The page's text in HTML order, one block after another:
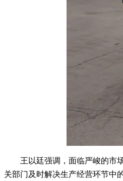
王以廷强调，面临严峻的市
关部门及时解决生产经营环节中